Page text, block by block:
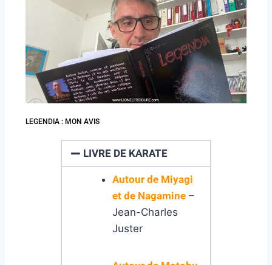
LEGENDIA : MON AVIS
LIVRE DE KARATE
Autour de Miyagi
et de Nagamine–
Jean-Charles
Juster